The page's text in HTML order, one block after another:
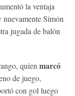
la ventaja
nuevamente Simón
jugada de balón
quien marcó
de juego,
con gol luego